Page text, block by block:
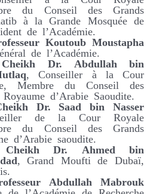
du Conseil des Grands
à la Grande Mosquée de
de l’Académie.
Koutoub Moustapha
de l’Académie.
Cheikh Dr. Abdullah bin
, Conseiller à la Cour
Membre du Conseil des
d’Arabie Saoudite.
Dr. Saad bin Nasser
de la Cour Royale
du Conseil des Grands
d’Arabie saoudite.
Cheikh Dr. Ahmed bin
, Grand Moufti de Dubaï,
Abdullah Mabrouk
de l’Académie de Recherche